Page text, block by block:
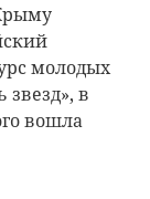
молодых
в
вошла